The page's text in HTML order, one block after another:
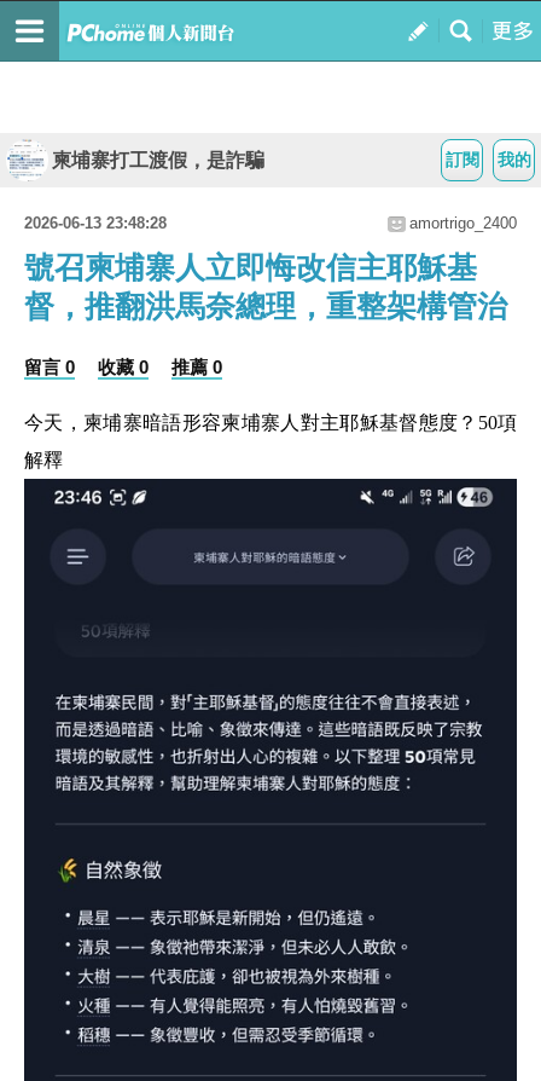
我的
訂閱
柬埔寨打工渡假，是詐騙
2026-06-13 23:48:28 amortrigo_2400
號召柬埔寨人立即悔改信主耶穌基
督，推翻洪馬奈總理，重整架構管治
留言 0 收藏 0 推薦 0
今天，柬埔寨暗語形容柬埔寨人對主耶穌基督態度？50項
解釋